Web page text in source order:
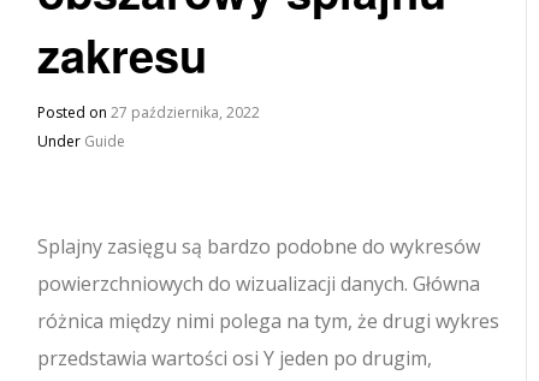
zakresu
Posted on27 października, 2022
Under Guide
Splajny zasięgu są bardzo podobne do wykresów
powierzchniowych do wizualizacji danych. Główna
różnica między nimi polega na tym, że drugi wykres
przedstawia wartości osi Y jeden po drugim,